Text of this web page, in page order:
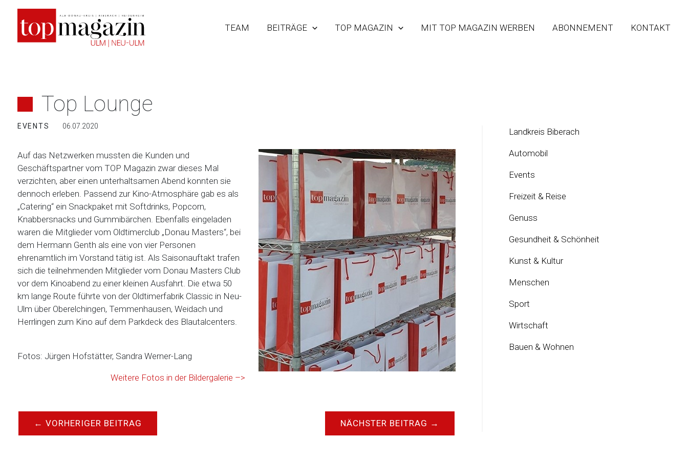
springen
TEAM BEITRÄGE TOP MAGAZIN MIT TOP MAGAZIN WERBEN ABONNEMENT KONTAKT
Top Lounge
EVENTS 06.07.2020
Auf das Netzwerken mussten die Kunden und
Geschäftspartner vom TOP Magazin zwar dieses Mal
verzichten, aber einen unterhaltsamen Abend konnten sie
dennoch erleben. Passend zur Kino-Atmosphäre gab es als
„Catering“ ein Snackpaket mit Softdrinks, Popcorn,
Knabbersnacks und Gummibärchen. Ebenfalls eingeladen
waren die Mitglieder vom Oldtimerclub „Donau Masters“, bei
dem Hermann Genth als eine von vier Personen
ehrenamtlich im Vorstand tätig ist. Als Saisonauftakt trafen
sich die teilnehmenden Mitglieder vom Donau Masters Club
vor dem Kinoabend zu einer kleinen Ausfahrt. Die etwa 50
km lange Route führte von der Oldtimerfabrik Classic in Neu-
Ulm über Oberelchingen, Temmenhausen, Weidach und
Herrlingen zum Kino auf dem Parkdeck des Blautalcenters.
Fotos: Jürgen Hofstätter, Sandra Werner-Lang
Weitere Fotos in der Bildergalerie –>
← VORHERIGER BEITRAG NÄCHSTER BEITRAG →
Landkreis Biberach
Automobil
Events
Freizeit & Reise
Genuss
Gesundheit & Schönheit
Kunst & Kultur
Menschen
Sport
Wirtschaft
Bauen & Wohnen